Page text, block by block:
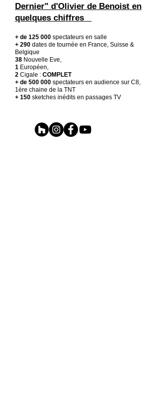
Dernier" d'Olivier de Benoist en
quelques chiffres
+ de 125 000 spectateurs en salle
+ 290 dates de tournée en France, Suisse &
Belgique
38 Nouvelle Eve,
1 Européen,
2 Cigale : COMPLET
+ de 500 000 spectateurs en audience sur C8,
1ère chaine de la TNT
+ 150 sketches inédits en passages TV